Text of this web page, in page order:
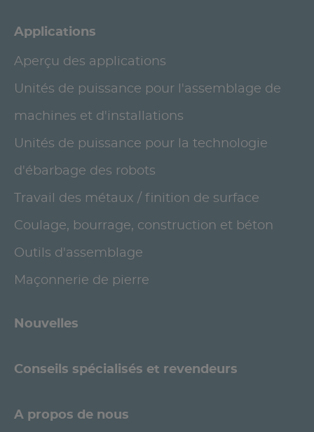
Applications
Aperçu des applications
Unités de puissance pour l'assemblage de
machines et d'installations
Unités de puissance pour la technologie
d'ébarbage des robots
Travail des métaux / finition de surface
Coulage, bourrage, construction et béton
Outils d'assemblage
Maçonnerie de pierre
Nouvelles
Conseils spécialisés et revendeurs
A propos de nous